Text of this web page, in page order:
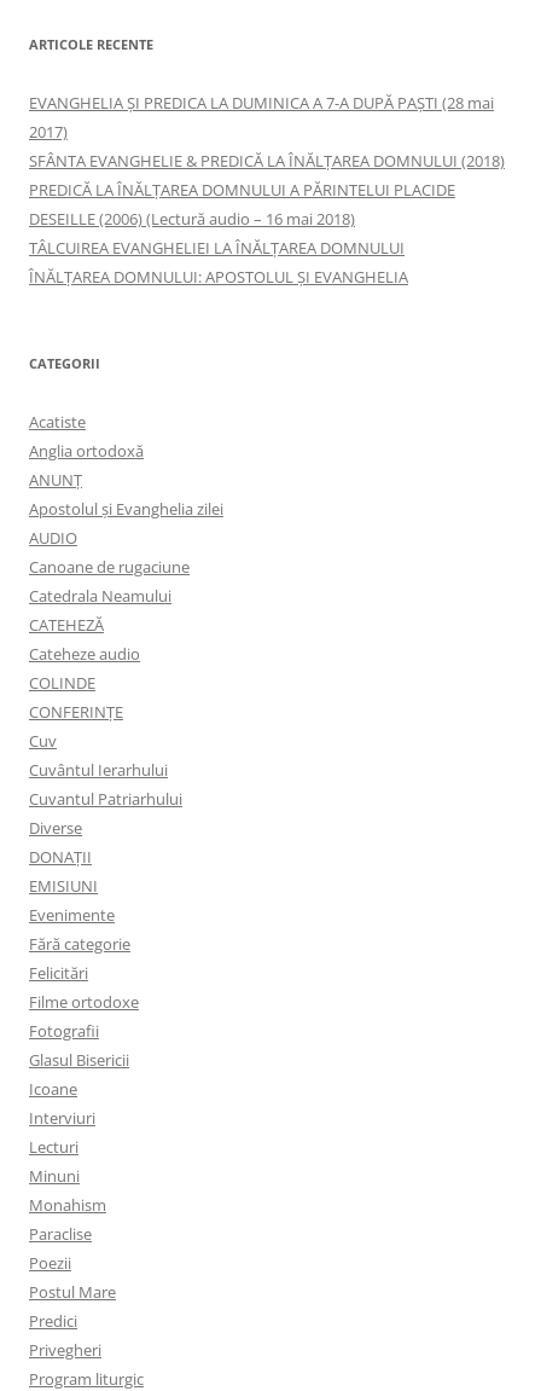
ARTICOLE RECENTE
EVANGHELIA ȘI PREDICA LA DUMINICA A 7-A DUPĂ PAȘTI (28 mai
2017)
SFÂNTA EVANGHELIE & PREDICĂ LA ÎNĂLŢAREA DOMNULUI (2018)
PREDICĂ LA ÎNĂLŢAREA DOMNULUI A PĂRINTELUI PLACIDE
DESEILLE (2006) (Lectură audio – 16 mai 2018)
TÂLCUIREA EVANGHELIEI LA ÎNĂLŢAREA DOMNULUI
ÎNĂLŢAREA DOMNULUI: APOSTOLUL ȘI EVANGHELIA
CATEGORII
Acatiste
Anglia ortodoxă
ANUNŢ
Apostolul şi Evanghelia zilei
AUDIO
Canoane de rugaciune
Catedrala Neamului
CATEHEZĂ
Cateheze audio
COLINDE
CONFERINȚE
Cuv
Cuvântul Ierarhului
Cuvantul Patriarhului
Diverse
DONAȚII
EMISIUNI
Evenimente
Fără categorie
Felicitări
Filme ortodoxe
Fotografii
Glasul Bisericii
Icoane
Interviuri
Lecturi
Minuni
Monahism
Paraclise
Poezii
Postul Mare
Predici
Privegheri
Program liturgic